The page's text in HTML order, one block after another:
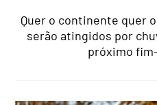
Quer o continente quer
serão atingidos por
próximo